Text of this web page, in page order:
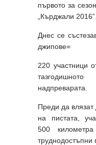
първото за
„Кърджали 2016”.
Днес се
джипове=
220 участници
надпреварата.
Преди да влязат
на пистата,
500
труднодостъпни